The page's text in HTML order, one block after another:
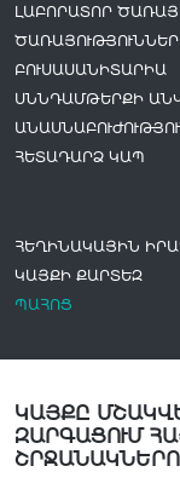
ԼԱԲՈՐԱՏՈՐ
ԾԱՌԱՅՈՒԹՅՈՒՆՆԵՐ
ԲՈՒՍԱՍԱՆԻՏԱՐԻԱ
ՍՆՆԴԱՄԹԵՐՔԻ
ՀԵՏԱԴԱՐՁ ԿԱՊ
ՀԵՂԻՆԱԿԱՅԻՆ
ԿԱՅՔԻ ՔԱՐՏԵԶ
ՊԱՀՈՑ
ԿԱՅՔԸ
ԶԱՐԳԱՑՈՒՄ